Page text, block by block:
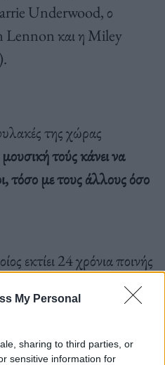
My Personal
sharing to third parties, or
sensitive information for
Underwood, ο
και η Miley
της χώρας
μουσική τούς κάνει να
τόσο με τους άλλους όσο
εκτίει 24 χρόνια ποινής
για φόνο, λέει
κάποια ανακούφιση από